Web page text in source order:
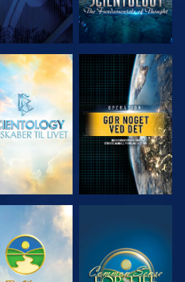
UDFORSK
SERIEN
SE
SE SE